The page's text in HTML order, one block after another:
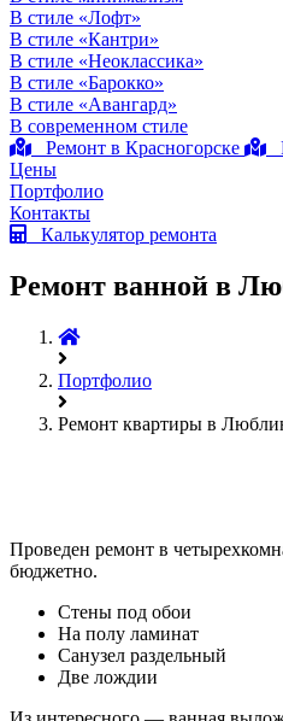
В стиле «Лофт»
В стиле «Кантри»
В стиле «Неоклассика»
В стиле «Барокко»
В стиле «Авангард»
В современном стиле
Ремонт в Красногорске
Цены
Портфолио
Контакты
Калькулятор ремонта
Ремонт ванной в
Портфолио
Ремонт квартиры в
Проведен ремонт в
бюджетно.
Стены под обои
На полу ламинат
Санузел раздельный
Две лождии